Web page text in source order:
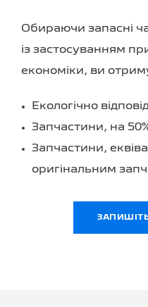
Обираючи запасні
із застосуванням
економіки, ви
Екологічно
Запчастини, на
Запчастини,
оригінальним